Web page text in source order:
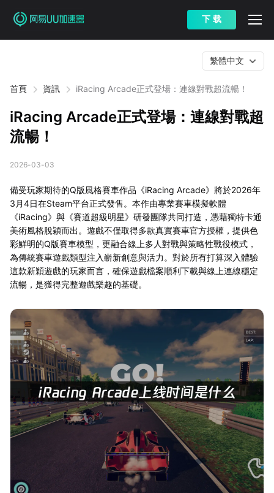
下 载
首頁 資訊 iRacing Arcade正式登場：連線對戰超流暢！
繁體中文
iRacing Arcade正式登場：連線對戰超
流暢！
2026-03-03
備受玩家期待的Q版風格賽車作品《iRacing Arcade》將於2026年
3月4日在Steam平台正式發售。本作由專業賽車模擬軟體
《iRacing》與《賽道超級明星》研發團隊共同打造，憑藉獨特卡通
美術風格脫穎而出。遊戲不僅取得多款真實賽車官方授權，提供色
彩鮮明的Q版賽車模型，更融合線上多人對戰與策略性戰役模式，
為傳統賽車遊戲類型注入嶄新創意與活力。對於所有打算深入體驗
這款新穎遊戲的玩家而言，確保遊戲檔案順利下載與線上連線穩定
流暢，是獲得完整遊戲樂趣的基礎。